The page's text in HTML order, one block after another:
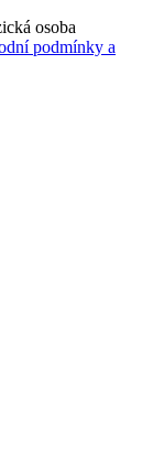
osoba
podmínky a